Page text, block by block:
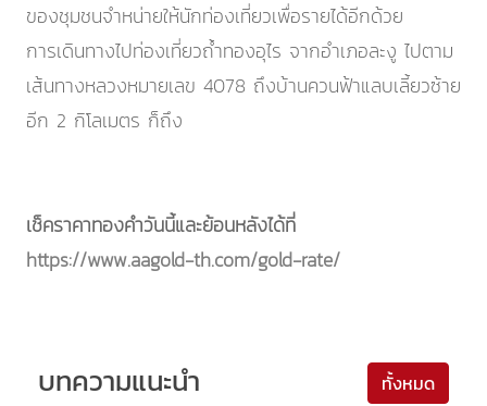
ของชุมชนจำหน่ายให้นักท่องเที่ยวเพื่อรายได้อีกด้วย
การเดินทางไปท่องเที่ยวถ้ำทองอุไร จากอำเภอละงู ไปตาม
เส้นทางหลวงหมายเลข 4078 ถึงบ้านควนฟ้าแลบเลี้ยวซ้าย
อีก 2 กิโลเมตร ก็ถึง
เช็คราคาทองคำวันนี้และย้อนหลังได้ที่
https://www.aagold-th.com/gold-rate/
บทความแนะนำ ทั้งหมด